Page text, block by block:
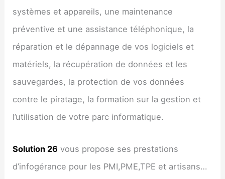
systèmes et appareils, une maintenance
préventive et une assistance téléphonique, la
réparation et le dépannage de vos logiciels et
matériels, la récupération de données et les
sauvegardes, la protection de vos données
contre le piratage, la formation sur la gestion et
l’utilisation de votre parc informatique.
Solution 26 vous propose ses prestations
d’infogérance pour les PMI,PME,TPE et artisans…